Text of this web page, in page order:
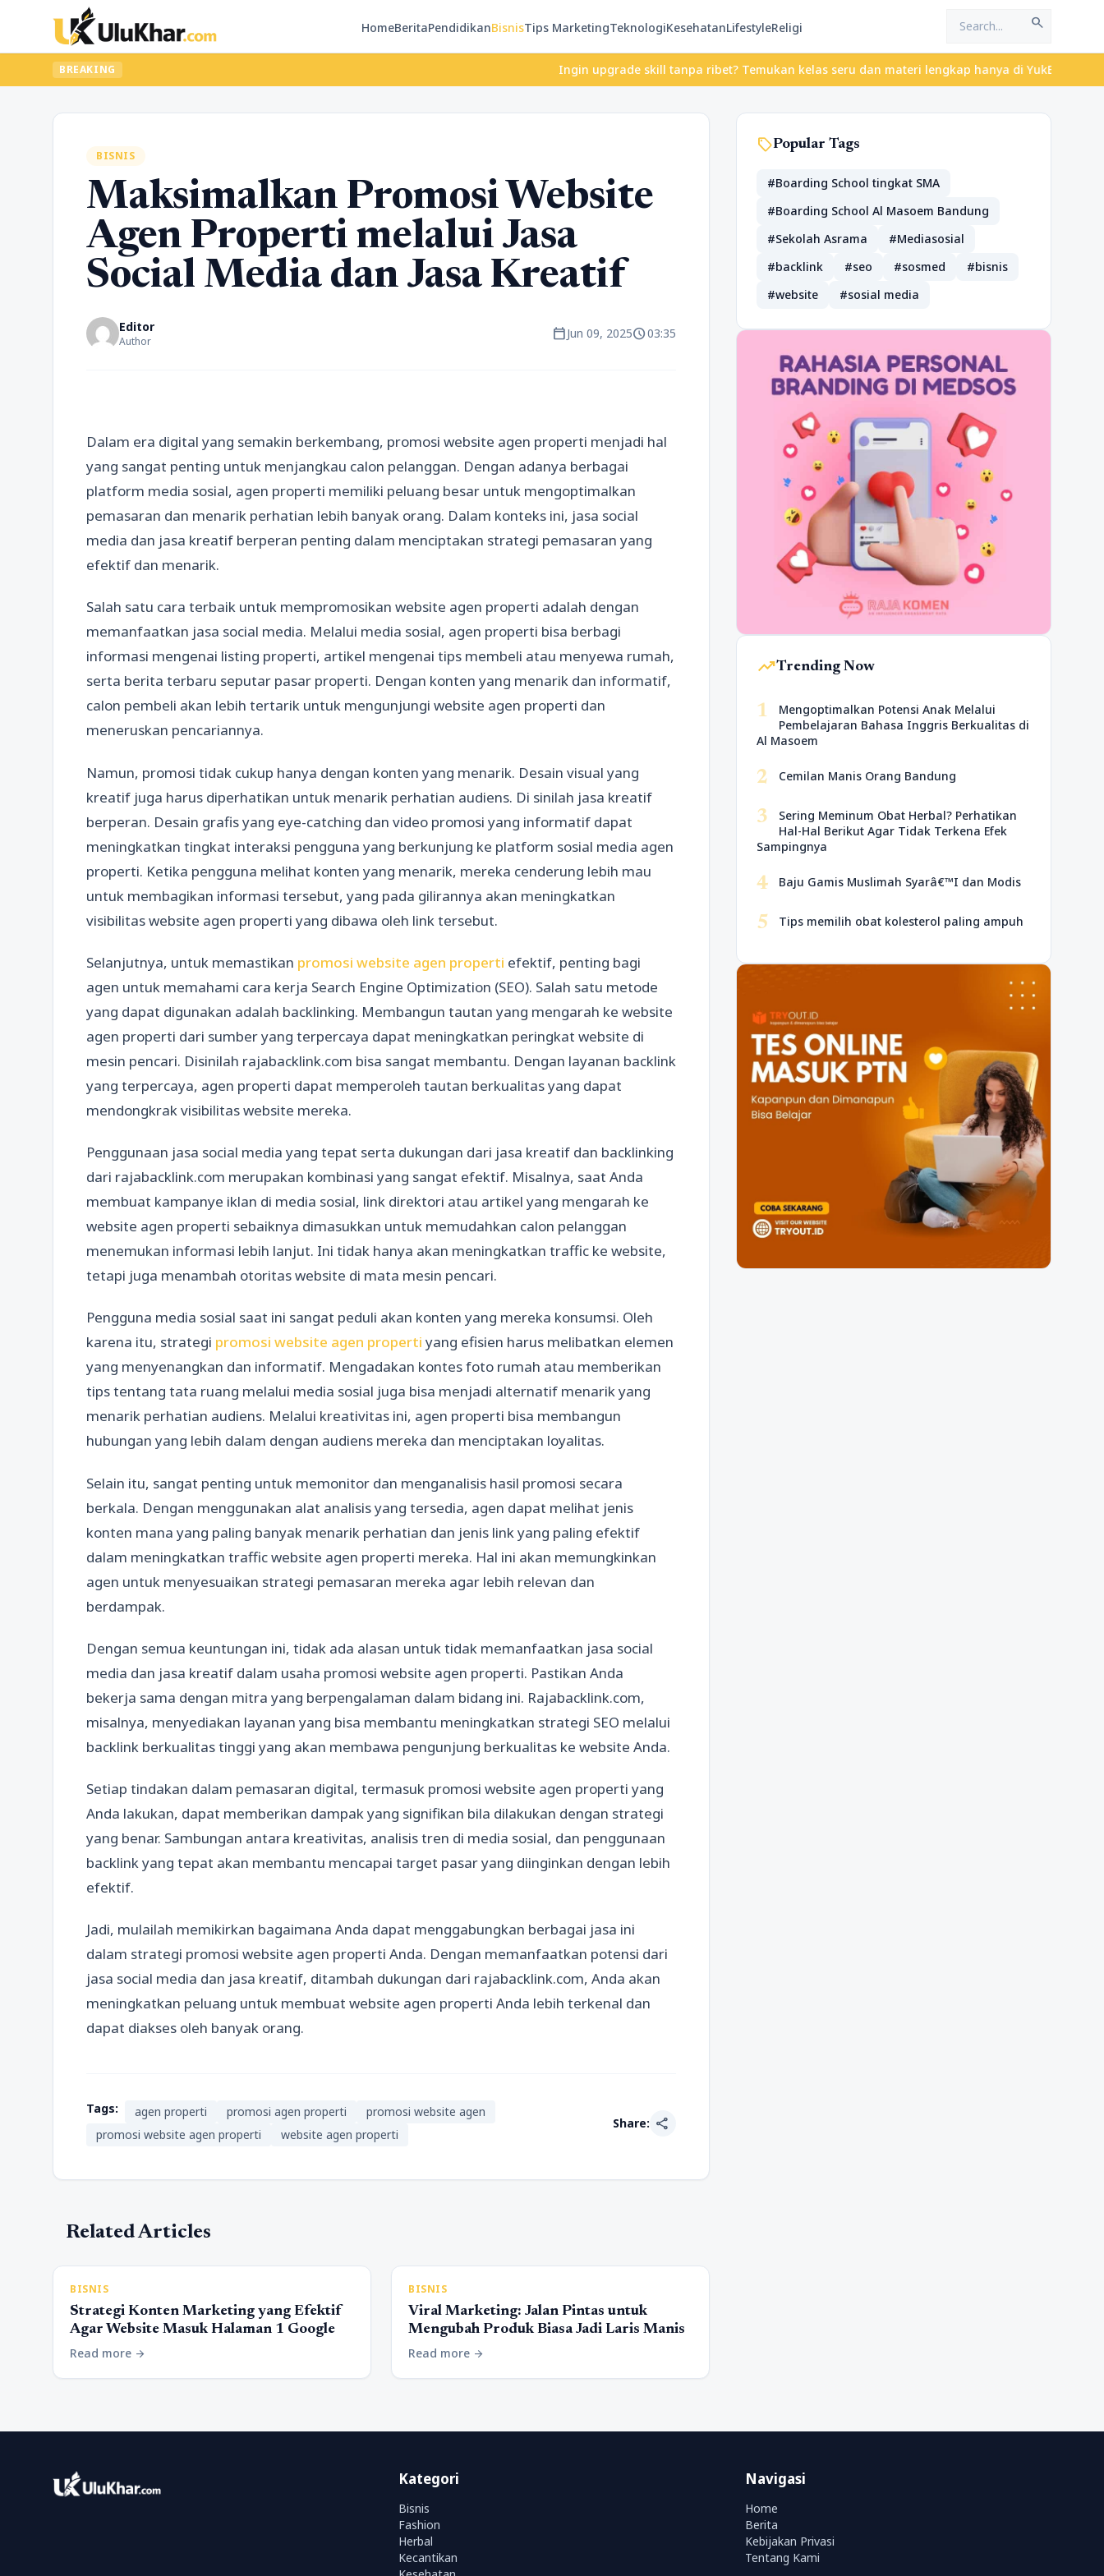
HomeBeritaPendidikanBisnisTips MarketingTeknologiKesehatanLifestyleReligi search
BREAKING Ingin upgrade skill tanpa ribet? Temukan kelas seru dan materi lengkap hanya di YukBelajar.com.
BISNIS
Maksimalkan Promosi Website
Agen Properti melalui Jasa
Social Media dan Jasa Kreatif
Editor
Author calendar_todayJun 09, 2025schedule03:35
Dalam era digital yang semakin berkembang, promosi website agen properti menjadi hal
yang sangat penting untuk menjangkau calon pelanggan. Dengan adanya berbagai
platform media sosial, agen properti memiliki peluang besar untuk mengoptimalkan
pemasaran dan menarik perhatian lebih banyak orang. Dalam konteks ini, jasa social
media dan jasa kreatif berperan penting dalam menciptakan strategi pemasaran yang
efektif dan menarik.
Salah satu cara terbaik untuk mempromosikan website agen properti adalah dengan
memanfaatkan jasa social media. Melalui media sosial, agen properti bisa berbagi
informasi mengenai listing properti, artikel mengenai tips membeli atau menyewa rumah,
serta berita terbaru seputar pasar properti. Dengan konten yang menarik dan informatif,
calon pembeli akan lebih tertarik untuk mengunjungi website agen properti dan
meneruskan pencariannya.
Namun, promosi tidak cukup hanya dengan konten yang menarik. Desain visual yang
kreatif juga harus diperhatikan untuk menarik perhatian audiens. Di sinilah jasa kreatif
berperan. Desain grafis yang eye-catching dan video promosi yang informatif dapat
meningkatkan tingkat interaksi pengguna yang berkunjung ke platform sosial media agen
properti. Ketika pengguna melihat konten yang menarik, mereka cenderung lebih mau
untuk membagikan informasi tersebut, yang pada gilirannya akan meningkatkan
visibilitas website agen properti yang dibawa oleh link tersebut.
Selanjutnya, untuk memastikan promosi website agen properti efektif, penting bagi
agen untuk memahami cara kerja Search Engine Optimization (SEO). Salah satu metode
yang dapat digunakan adalah backlinking. Membangun tautan yang mengarah ke website
agen properti dari sumber yang terpercaya dapat meningkatkan peringkat website di
mesin pencari. Disinilah rajabacklink.com bisa sangat membantu. Dengan layanan backlink
yang terpercaya, agen properti dapat memperoleh tautan berkualitas yang dapat
mendongkrak visibilitas website mereka.
Penggunaan jasa social media yang tepat serta dukungan dari jasa kreatif dan backlinking
dari rajabacklink.com merupakan kombinasi yang sangat efektif. Misalnya, saat Anda
membuat kampanye iklan di media sosial, link direktori atau artikel yang mengarah ke
website agen properti sebaiknya dimasukkan untuk memudahkan calon pelanggan
menemukan informasi lebih lanjut. Ini tidak hanya akan meningkatkan traffic ke website,
tetapi juga menambah otoritas website di mata mesin pencari.
Pengguna media sosial saat ini sangat peduli akan konten yang mereka konsumsi. Oleh
karena itu, strategi promosi website agen properti yang efisien harus melibatkan elemen
yang menyenangkan dan informatif. Mengadakan kontes foto rumah atau memberikan
tips tentang tata ruang melalui media sosial juga bisa menjadi alternatif menarik yang
menarik perhatian audiens. Melalui kreativitas ini, agen properti bisa membangun
hubungan yang lebih dalam dengan audiens mereka dan menciptakan loyalitas.
Selain itu, sangat penting untuk memonitor dan menganalisis hasil promosi secara
berkala. Dengan menggunakan alat analisis yang tersedia, agen dapat melihat jenis
konten mana yang paling banyak menarik perhatian dan jenis link yang paling efektif
dalam meningkatkan traffic website agen properti mereka. Hal ini akan memungkinkan
agen untuk menyesuaikan strategi pemasaran mereka agar lebih relevan dan
berdampak.
Dengan semua keuntungan ini, tidak ada alasan untuk tidak memanfaatkan jasa social
media dan jasa kreatif dalam usaha promosi website agen properti. Pastikan Anda
bekerja sama dengan mitra yang berpengalaman dalam bidang ini. Rajabacklink.com,
misalnya, menyediakan layanan yang bisa membantu meningkatkan strategi SEO melalui
backlink berkualitas tinggi yang akan membawa pengunjung berkualitas ke website Anda.
Setiap tindakan dalam pemasaran digital, termasuk promosi website agen properti yang
Anda lakukan, dapat memberikan dampak yang signifikan bila dilakukan dengan strategi
yang benar. Sambungan antara kreativitas, analisis tren di media sosial, dan penggunaan
backlink yang tepat akan membantu mencapai target pasar yang diinginkan dengan lebih
efektif.
Jadi, mulailah memikirkan bagaimana Anda dapat menggabungkan berbagai jasa ini
dalam strategi promosi website agen properti Anda. Dengan memanfaatkan potensi dari
jasa social media dan jasa kreatif, ditambah dukungan dari rajabacklink.com, Anda akan
meningkatkan peluang untuk membuat website agen properti Anda lebih terkenal dan
dapat diakses oleh banyak orang.
Tags: agen properti promosi agen properti
promosi website agen
promosi website agen properti
website agen properti
Share: share
Related Articles
BISNIS
Strategi Konten Marketing yang Efektif
Agar Website Masuk Halaman 1 Google
Read more arrow_forward
BISNIS
Viral Marketing: Jalan Pintas untuk
Mengubah Produk Biasa Jadi Laris Manis
Read more arrow_forward
sellPopular Tags
#Boarding School tingkat SMA
#Boarding School Al Masoem Bandung
#Sekolah Asrama
#Mediasosial
#backlink
#seo #sosmed
#bisnis
#website
#sosial media
trending_upTrending Now
1
Mengoptimalkan Potensi Anak Melalui
Pembelajaran Bahasa Inggris Berkualitas di
Al Masoem
2 Cemilan Manis Orang Bandung
3
Sering Meminum Obat Herbal? Perhatikan
Hal-Hal Berikut Agar Tidak Terkena Efek
Sampingnya
4 Baju Gamis Muslimah Syarâ€™I dan Modis
5 Tips memilih obat kolesterol paling ampuh
Kategori
Bisnis
Fashion
Herbal
Kecantikan
Navigasi
Home
Berita
Kebijakan Privasi
Tentang Kami